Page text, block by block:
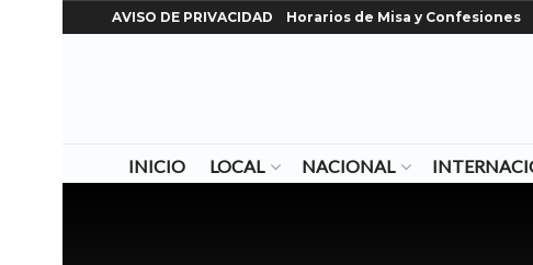
AVISO DE PRIVACIDAD Horarios de Misa y Confesiones
INICIO LOCAL NACIONAL